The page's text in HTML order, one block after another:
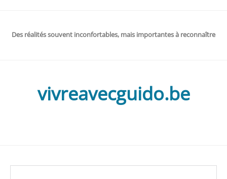
Des réalités souvent inconfortables, mais importantes à reconnaître
vivreavecguido.be